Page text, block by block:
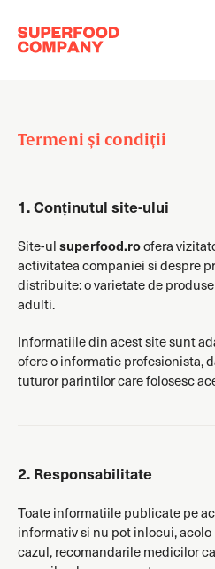
Termeni și condiții
1. Conținutul site-ului
Site-ulsuperfood.roofera
activitatea companiei si despre
distribuite: o varietate de
adulti.
Informatiile din acest site sunt
ofere o informatie profesionista,
tuturor parintilor care folosesc
2. Responsabilitate
Toate informatiile publicate pe
informativ si nu pot inlocui,
cazul, recomandarile medicilor